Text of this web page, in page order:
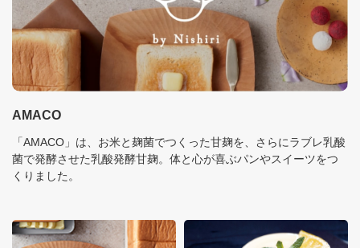
AMACO
「AMACO」は、お米と麹菌でつくった甘麹を、さらにラブレ乳酸
菌で発酵させた乳酸発酵甘麹。体と心が喜ぶパンやスイーツをつ
くりました。